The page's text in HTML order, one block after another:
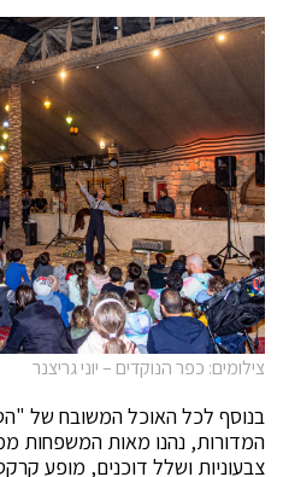
צילומים: כפר הנוקדים – יוני גריצנר
בנוסף לכל האוכל המשובח של
המדורות, נהנו מאות המשפחות
צבעוניות ושלל דוכנים, מופע